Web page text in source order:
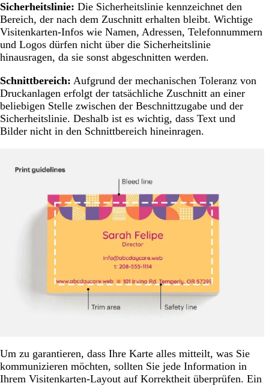
Sicherheitslinie: Die Sicherheitslinie kennzeichnet den
Bereich, der nach dem Zuschnitt erhalten bleibt. Wichtige
Visitenkarten-Infos wie Namen, Adressen, Telefonnummern
und Logos dürfen nicht über die Sicherheitslinie
hinausragen, da sie sonst abgeschnitten werden.
Schnittbereich: Aufgrund der mechanischen Toleranz von
Druckanlagen erfolgt der tatsächliche Zuschnitt an einer
beliebigen Stelle zwischen der Beschnittzugabe und der
Sicherheitslinie. Deshalb ist es wichtig, dass Text und
Bilder nicht in den Schnittbereich hineinragen.
Um zu garantieren, dass Ihre Karte alles mitteilt, was Sie
kommunizieren möchten, sollten Sie jede Information in
Ihrem Visitenkarten-Layout auf Korrektheit überprüfen. Ein